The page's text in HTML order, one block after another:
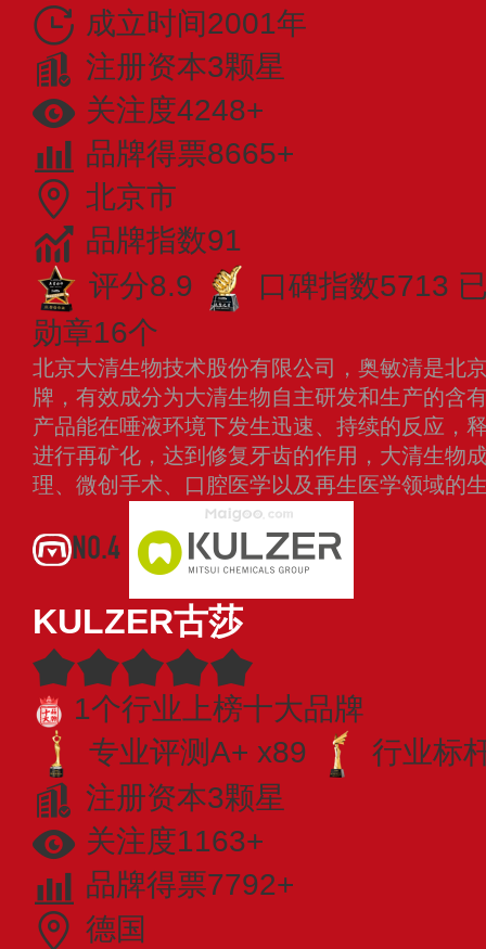
成立时间2001年
注册资本3颗星
关注度4248+
品牌得票8665+
北京市
品牌指数91
评分8.9
口碑指数5713
勋章16个
北京大清生物技术股份有限公司，奥敏清是北
牌，有效成分为大清生物自主研发和生产的含
产品能在唾液环境下发生迅速、持续的反应，
进行再矿化，达到修复牙齿的作用，大清生物
理、微创手术、口腔医学以及再生医学领域的
NO.4
KULZER古莎
1个行业上榜十大品牌
专业评测A+ x89
行业标
注册资本3颗星
关注度1163+
品牌得票7792+
德国